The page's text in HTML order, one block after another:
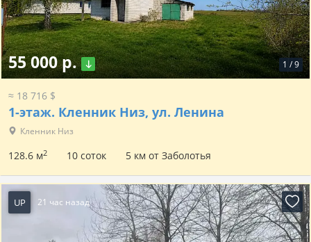
1 /9
55 000 р.
≈ 18 716 $
1-этаж. Кленник Низ, ул. Ленина
Кленник Низ
128.6 м2 10 соток 5 км от Заболотья
UP 21 час назад